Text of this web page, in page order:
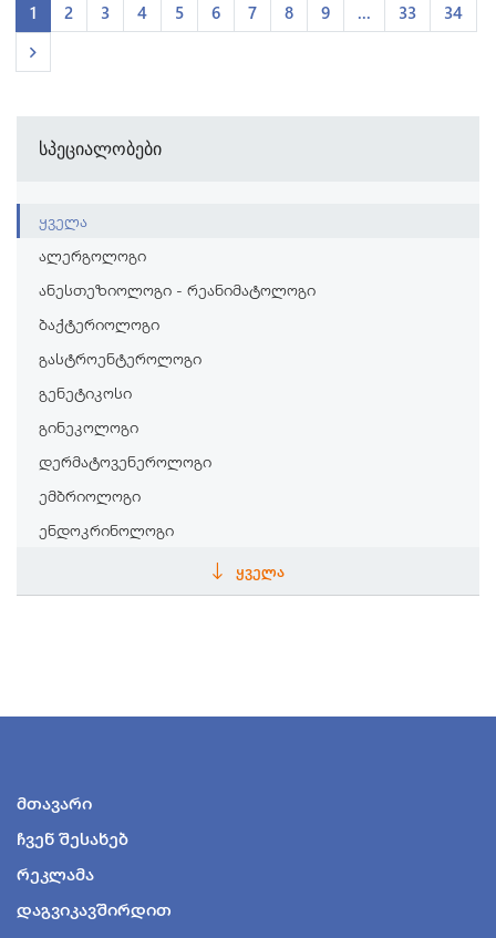
1 2 3 4 5 6 7 8 9 ... 33 34
სპეციალობები
ყველა
ალერგოლოგი
ანესთეზიოლოგი - რეანიმატოლოგი
ბაქტერიოლოგი
გასტროენტეროლოგი
გენეტიკოსი
გინეკოლოგი
დერმატოვენეროლოგი
ემბრიოლოგი
ენდოკრინოლოგი
ეპიდემიოლოგი
კოსმეტოლოგი
ლაბორატორიის სპეციალისტი
ლოგოპედი
მანუალური თერაპევტი
ᲧᲕᲔᲚᲐ
მთავარი
ჩვენ შესახებ
რეკლამა
დაგვიკავშირდით